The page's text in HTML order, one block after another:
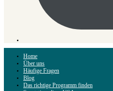
Home
Über uns
Häufige Fragen
Blog
Das richtige Programm finden